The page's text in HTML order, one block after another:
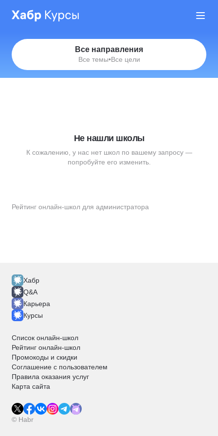
Все направления
Все темы•Все цели
Рейтинг онлайн-школ для администратора
Не нашли школы
К сожалению, у нас нет школ по вашему запросу —
попробуйте его изменить.
Хабр
Q&A
Карьера
Курсы
Список онлайн-школ
Рейтинг онлайн-школ
Промокоды и скидки
Соглашение с пользователем
Правила оказания услуг
Карта сайта
© Habr